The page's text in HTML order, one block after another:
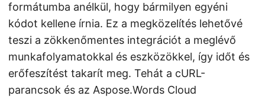
formátumba anélkül, hogy bármilyen egyéni
kódot kellene írnia. Ez a megközelítés lehetővé
teszi a zökkenőmentes integrációt a meglévő
munkafolyamatokkal és eszközökkel, így időt és
erőfeszítést takarít meg. Tehát a cURL-
parancsok és az Aspose.Words Cloud